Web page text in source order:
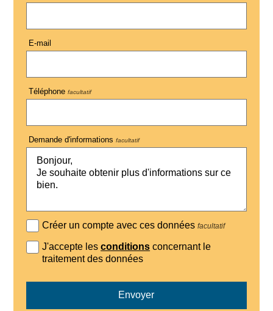
E-mail
Téléphone facultatif
Demande d'informations facultatif
Créer un compte avec ces donnéesfacultatif
J'accepte lesconditions concernant le
traitement des données
Envoyer